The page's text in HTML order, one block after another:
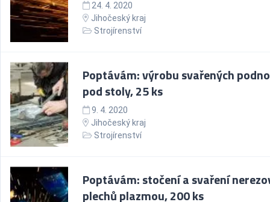
24. 4. 2020
Jihočeský kraj
Strojírenství
Poptávám: výrobu svařených
pod stoly, 25 ks
9. 4. 2020
Jihočeský kraj
Strojírenství
Poptávám: stočení a svaření
plechů plazmou, 200 ks